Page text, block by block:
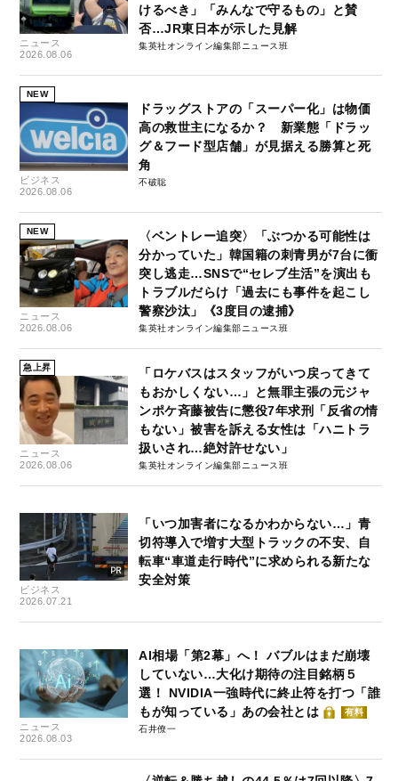
ニュース
2026.08.06
けるべき」「みんなで守るもの」と賛
否…JR東日本が示した見解
集英社オンライン編集部ニュース班
NEW
ビジネス
2026.08.06
ドラッグストアの「スーパー化」は物価
高の救世主になるか？ 新業態「ドラッ
グ＆フード型店舗」が見据える勝算と死
角
不破聡
NEW
ニュース
2026.08.06
〈ベントレー追突〉「ぶつかる可能性は
分かっていた」韓国籍の刺青男が7台に衝
突し逃走…SNSで“セレブ生活”を演出も
トラブルだらけ「過去にも事件を起こし
警察沙汰」《3度目の逮捕》
集英社オンライン編集部ニュース班
急上昇
ニュース
2026.08.06
「ロケバスはスタッフがいつ戻ってきて
もおかしくない…」と無罪主張の元ジャ
ンポケ斉藤被告に懲役7年求刑「反省の情
もない」被害を訴える女性は「ハニトラ
扱いされ…絶対許せない」
集英社オンライン編集部ニュース班
ビジネス
2026.07.21
「いつ加害者になるかわからない…」青
切符導入で増す大型トラックの不安、自
転車“車道走行時代”に求められる新たな
安全対策
ニュース
2026.08.03
AI相場「第2幕」へ！ バブルはまだ崩壊
していない…大化け期待の注目銘柄５
選！ NVIDIA一強時代に終止符を打つ「誰
もが知っている」あの会社とは
有料
石井僚一